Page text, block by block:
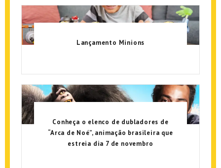
Lançamento Minions
Conheça o elenco de dubladores de
“Arca de Noé”, animação brasileira que
estreia dia 7 de novembro